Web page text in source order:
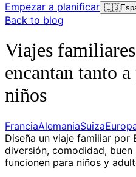
Empezar a planificar 🇪🇸
Back to blog
Viajes
encantan tanto
niños
FranciaAlemaniaSuiza
Diseña un viaje familiar por
diversión, comodidad,
funcionen para niños y